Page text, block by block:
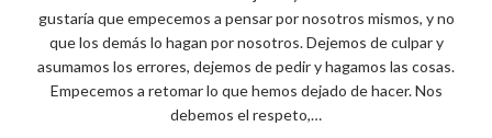
gustaría que empecemos a pensar por nosotros mismos, y no
que los demás lo hagan por nosotros. Dejemos de culpar y
asumamos los errores, dejemos de pedir y hagamos las cosas.
Empecemos a retomar lo que hemos dejado de hacer. Nos
debemos el respeto,…